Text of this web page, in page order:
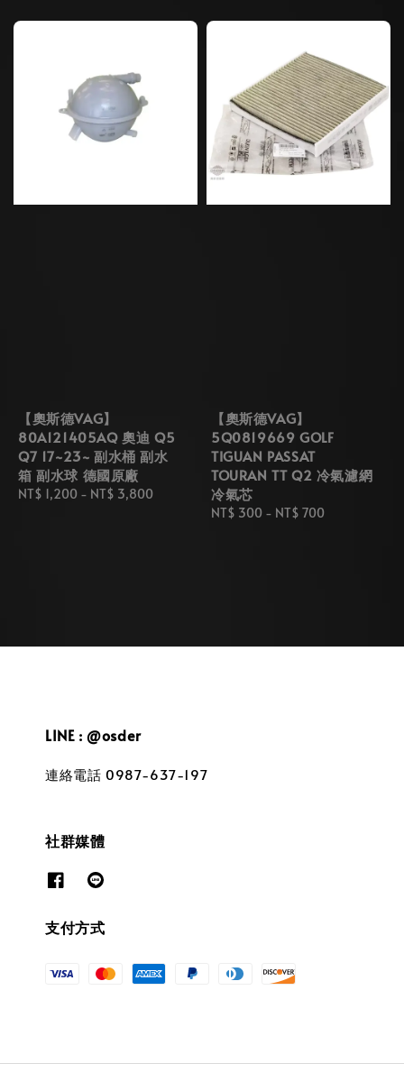
【奧斯德VAG】
80A121405AQ 奧迪 Q5
Q7 17~23~ 副水桶 副水
箱 副水球 德國原廠
Regular
NT$ 1,200 - NT$ 3,800
【奧斯德VAG】
5Q0819669 GOLF
TIGUAN PASSAT
TOURAN TT Q2 冷氣濾網
冷氣芯
Regular
NT$ 300 - NT$ 700
LINE : @osder
連絡電話 0987-637-197
社群媒體
支付方式